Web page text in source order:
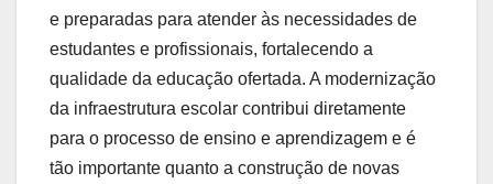
e preparadas para atender às necessidades de
estudantes e profissionais, fortalecendo a
qualidade da educação ofertada. A modernização
da infraestrutura escolar contribui diretamente
para o processo de ensino e aprendizagem e é
tão importante quanto a construção de novas